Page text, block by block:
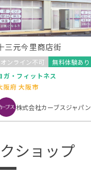
三元今里商店街
オンライン不可
無料体験あり
ガ・フィットネス
阪府 大阪市
株式会社カーブスジャパン
ショップ